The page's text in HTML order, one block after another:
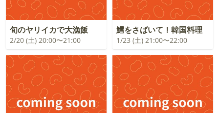
旬のヤリイカで大漁飯
2/20 (土) 20:00〜21:00
鱈をさばいて！韓国料理
1/23 (土) 21:00〜22:00